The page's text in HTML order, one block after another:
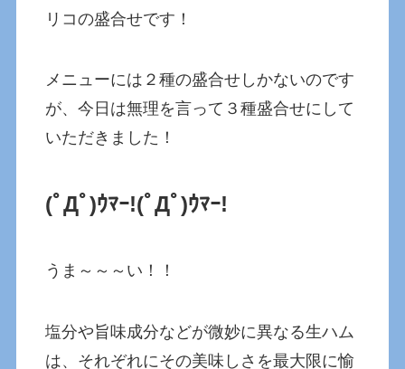
リコの盛合せです！
メニューには２種の盛合せしかないのです
が、今日は無理を言って３種盛合せにして
いただきました！
(ﾟДﾟ)ｳﾏｰ!(ﾟДﾟ)ｳﾏｰ!
うま～～～い！！
塩分や旨味成分などが微妙に異なる生ハム
は、それぞれにその美味しさを最大限に愉